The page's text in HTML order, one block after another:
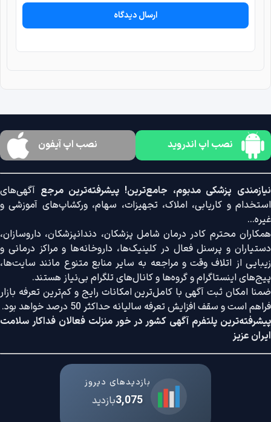
ارسال دیدگاه
نصب اپ اندروید نصب اپ آیفون
نیازمندی پزشکی مدبوم، جامع‌ترین! پیشرفته‌ترین مرجع آگهی‌های
استخدام و کاریابی، املاک، تجهیزات، سهام، ورکشاپ‌های آموزشی و
غیره...
همکاران محترم کادر درمان شامل پزشکان، دندانپزشکان، داروسازان،
دستیاران و پرسنل فعال در کلینیک‌ها، داروخانه‌ها و مراکز درمانی و
زیبایی از اتلاف وقت و مراجعه به سایر منابع متنوع مانند سایت‌ها،
پیج‌های اینستاگرام و گروه‌ها و کانال‌های تلگرام بی‌نیاز هستند.
ضمنا امکان ثبت آگهی با کامل‌ترین امکانات رایج و کم‌ترین تعرفه بازار
فراهم است و سقف افزایش تعرفه سالیانه حداکثر 50 درصد خواهد بود.
پیشرفته‌ترین پلتفرم آگهی کشور در خور منزلت فعالان فداکار سلامت
ایران عزیز
بازدیدهای دیروز
3,075بازدید